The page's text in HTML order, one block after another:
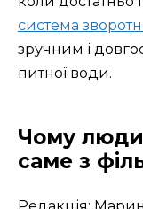
система
зручним і
питної води.
Чому
саме з